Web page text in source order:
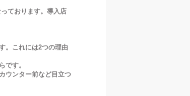
ております。導入店
。これには2つの理由
です。
ウンター前など目立つ